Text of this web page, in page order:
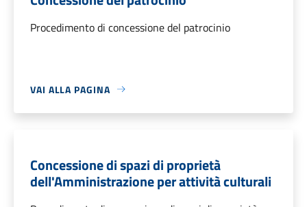
Procedimento di concessione del patrocinio
VAI ALLA PAGINA
Concessione di spazi di proprietà
dell'Amministrazione per attività culturali